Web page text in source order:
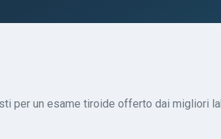
per un esame tiroide offerto dai migliori